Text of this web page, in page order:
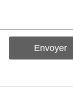
Envoyer